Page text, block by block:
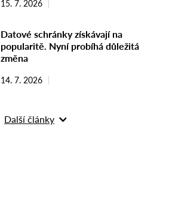
15. 7. 2026
Datové schránky získávají na
popularitě. Nyní probíhá důležitá
změna
14. 7. 2026
Další články